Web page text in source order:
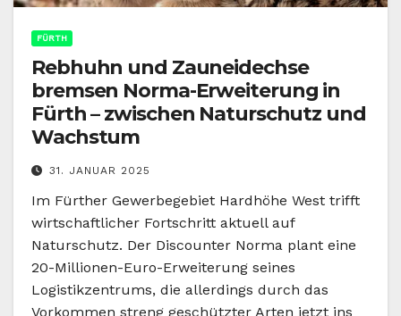
FÜRTH
Rebhuhn und Zauneidechse
bremsen Norma-Erweiterung in
Fürth – zwischen Naturschutz und
Wachstum
31. JANUAR 2025
Im Fürther Gewerbegebiet Hardhöhe West trifft
wirtschaftlicher Fortschritt aktuell auf
Naturschutz. Der Discounter Norma plant eine
20-Millionen-Euro-Erweiterung seines
Logistikzentrums, die allerdings durch das
Vorkommen streng geschützter Arten jetzt ins